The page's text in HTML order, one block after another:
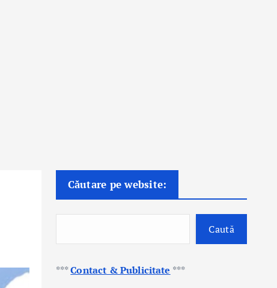
Căutare pe website:
Caută
***Contact & Publicitate ***